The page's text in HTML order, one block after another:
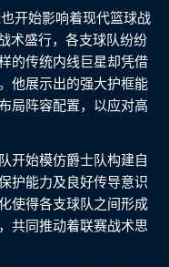
开始影响着现代篮球战
术盛行，各支球队纷纷
的传统内线巨星却凭借
他展示出的强大护框能
局阵容配置，以应对高
开始模仿爵士队构建自
护能力及良好传导意识
使得各支球队之间形成
共同推动着联赛战术思